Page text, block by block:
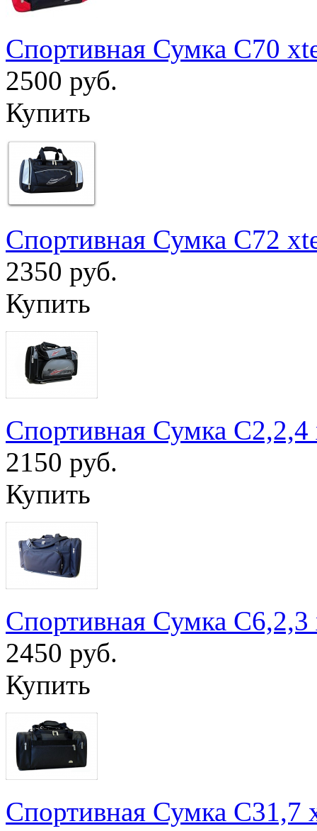
Спортивная Сумка С70
2500 руб.
Купить
Спортивная Сумка С72
2350 руб.
Купить
Спортивная Сумка С2,2,4
2150 руб.
Купить
Спортивная Сумка С6,2,3
2450 руб.
Купить
Спортивная Сумка С31,7